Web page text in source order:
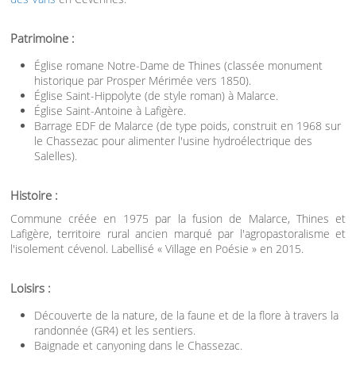
Patrimoine :
Église romane Notre-Dame de Thines (classée monument
historique par Prosper Mérimée vers 1850).
Église Saint-Hippolyte (de style roman) à Malarce.
Église Saint-Antoine à Lafigère.
Barrage EDF de Malarce (de type poids, construit en 1968 sur
le Chassezac pour alimenter l'usine hydroélectrique des
Salelles).
Histoire :
Commune créée en 1975 par la fusion de Malarce, Thines et
Lafigère, territoire rural ancien marqué par l'agropastoralisme et
l'isolement cévenol. Labellisé « Village en Poésie » en 2015.
Loisirs :
Découverte de la nature, de la faune et de la flore à travers la
randonnée (GR4) et les sentiers.
Baignade et canyoning dans le Chassezac.